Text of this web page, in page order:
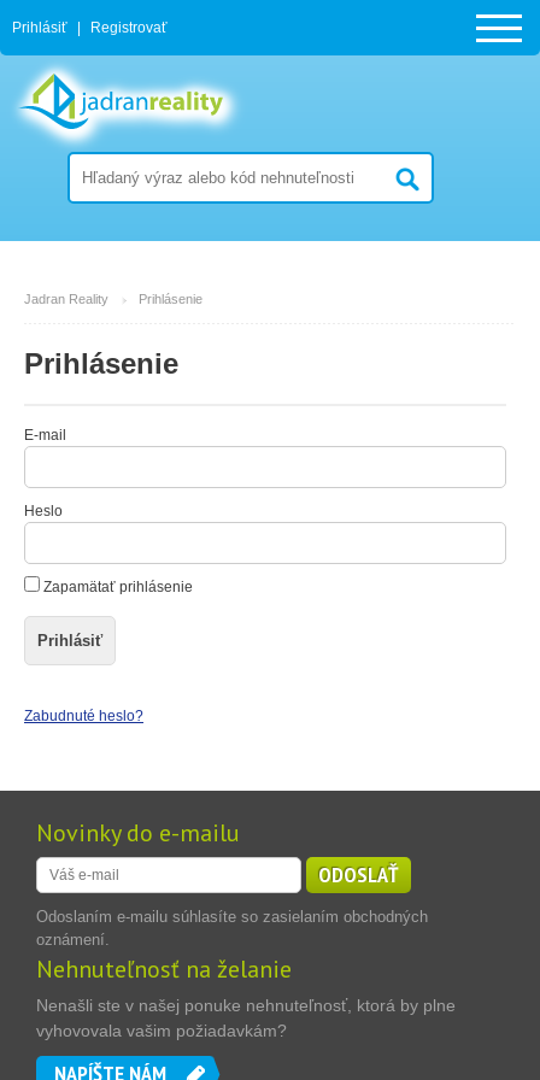
Prihlásiť Registrovať
Jadran Reality Prihlásenie
Prihlásenie
E-mail
Heslo
Zapamätať prihlásenie
Prihlásiť
Zabudnuté heslo?
Novinky do e-mailu
ODOSLAŤ
Odoslaním e-mailu súhlasíte so zasielaním obchodných
oznámení.
Nehnuteľnosť na želanie
Nenašli ste v našej ponuke nehnuteľnosť, ktorá by plne
vyhovovala vašim požiadavkám?
NAPÍŠTE NÁM